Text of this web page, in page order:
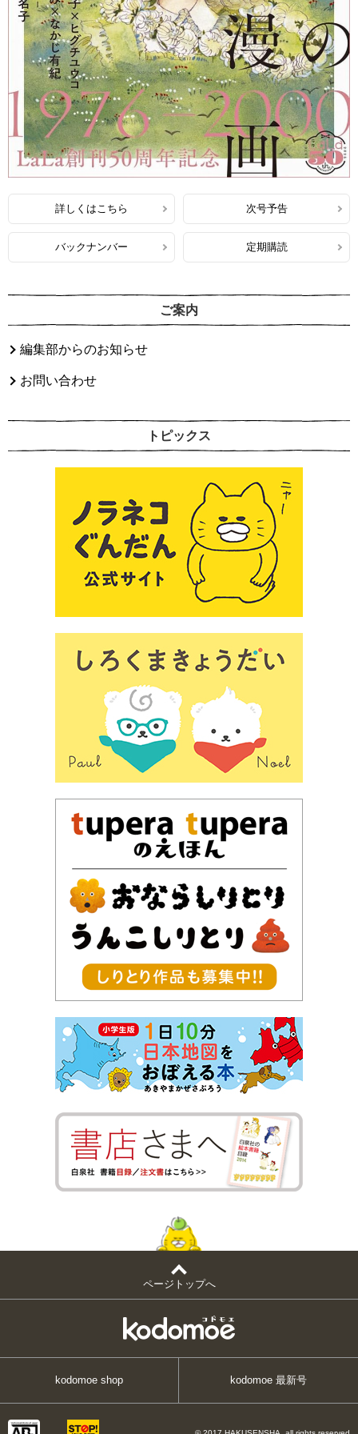
詳しくはこちら 次号予告
バックナンバー 定期購読
ご案内
編集部からのお知らせ
お問い合わせ
トピックス
ページトップへ
kodomoe shop kodomoe 最新号